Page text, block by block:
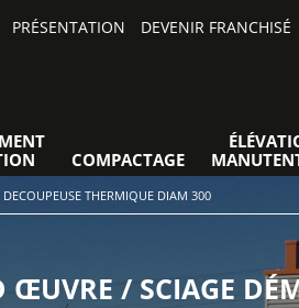
PRÉSENTATION DEVENIR FRANCHISÉ
COMPACTAGE
DECOUPEUSE THERMIQUE DIAM 300
ŒUVRE / SCIAGE